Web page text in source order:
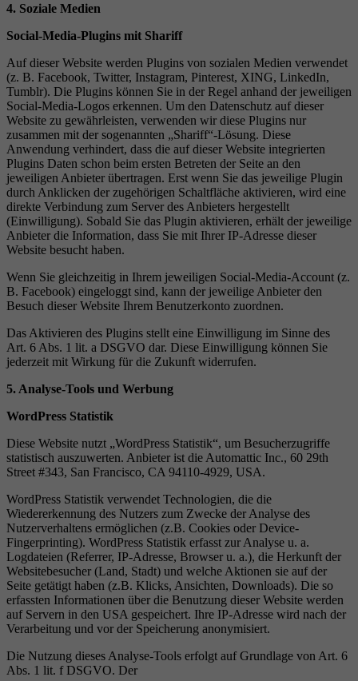
4. Soziale Medien
Social-Media-Plugins mit Shariff
Auf dieser Website werden Plugins von sozialen Medien verwendet
(z. B. Facebook, Twitter, Instagram, Pinterest, XING, LinkedIn,
Tumblr). Die Plugins können Sie in der Regel anhand der jeweiligen
Social-Media-Logos erkennen. Um den Datenschutz auf dieser
Website zu gewährleisten, verwenden wir diese Plugins nur
zusammen mit der sogenannten „Shariff“-Lösung. Diese
Anwendung verhindert, dass die auf dieser Website integrierten
Plugins Daten schon beim ersten Betreten der Seite an den
jeweiligen Anbieter übertragen. Erst wenn Sie das jeweilige Plugin
durch Anklicken der zugehörigen Schaltfläche aktivieren, wird eine
direkte Verbindung zum Server des Anbieters hergestellt
(Einwilligung). Sobald Sie das Plugin aktivieren, erhält der jeweilige
Anbieter die Information, dass Sie mit Ihrer IP-Adresse dieser
Website besucht haben.
Wenn Sie gleichzeitig in Ihrem jeweiligen Social-Media-Account (z.
B. Facebook) eingeloggt sind, kann der jeweilige Anbieter den
Besuch dieser Website Ihrem Benutzerkonto zuordnen.
Das Aktivieren des Plugins stellt eine Einwilligung im Sinne des
Art. 6 Abs. 1 lit. a DSGVO dar. Diese Einwilligung können Sie
jederzeit mit Wirkung für die Zukunft widerrufen.
5. Analyse-Tools und Werbung
WordPress Statistik
Diese Website nutzt „WordPress Statistik“, um Besucherzugriffe
statistisch auszuwerten. Anbieter ist die Automattic Inc., 60 29th
Street #343, San Francisco, CA 94110-4929, USA.
WordPress Statistik verwendet Technologien, die die
Wiedererkennung des Nutzers zum Zwecke der Analyse des
Nutzerverhaltens ermöglichen (z.B. Cookies oder Device-
Fingerprinting). WordPress Statistik erfasst zur Analyse u. a.
Logdateien (Referrer, IP-Adresse, Browser u. a.), die Herkunft der
Websitebesucher (Land, Stadt) und welche Aktionen sie auf der
Seite getätigt haben (z.B. Klicks, Ansichten, Downloads). Die so
erfassten Informationen über die Benutzung dieser Website werden
auf Servern in den USA gespeichert. Ihre IP-Adresse wird nach der
Verarbeitung und vor der Speicherung anonymisiert.
Die Nutzung dieses Analyse-Tools erfolgt auf Grundlage von Art. 6
Abs. 1 lit. f DSGVO. Der